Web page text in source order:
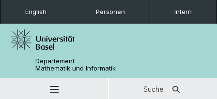
English Personen Intern
Departement
Mathematik und Informatik
Suche